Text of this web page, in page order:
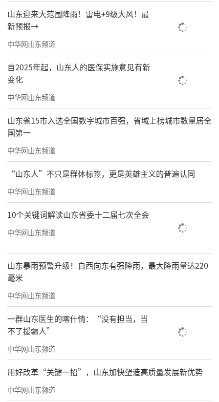
山东迎来大范围降雨！雷电+9级大风！最
新预报→
中华网山东频道
自2025年起，山东人的医保实施意见有新
变化
中华网山东频道
山东省15市入选全国数字城市百强，省域上榜城市数量居全
国第一
中华网山东频道
“山东人”不只是群体标签，更是英雄主义的普遍认同
中华网山东频道
10个关键词解读山东省委十二届七次全会
中华网山东频道
山东暴雨预警升级！自西向东有强降雨，最大降雨量达220
毫米
中华网山东频道
一群山东医生的喀什情：“没有担当，当
不了援疆人”
中华网山东频道
用好改革“关键一招”，山东加快塑造高质量发展新优势
中华网山东频道